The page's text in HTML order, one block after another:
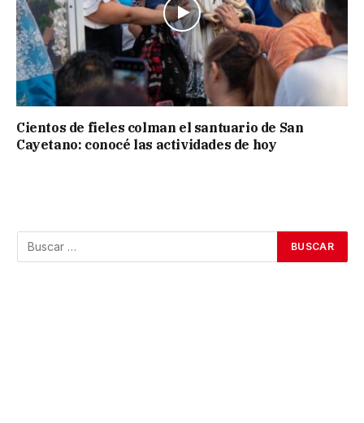
Cientos de fieles colman el santuario de San
Cayetano: conocé las actividades de hoy